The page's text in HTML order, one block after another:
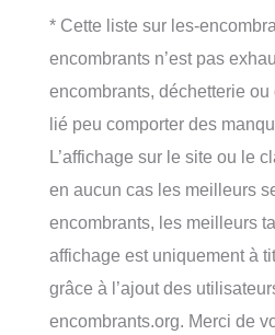
* Cette liste sur les-
encombrants n’est pas
encombrants, déchetterie
lié peu comporter des
L’affichage sur le site ou le
en aucun cas les meilleurs
encombrants, les meilleurs
affichage est uniquement à
grâce à l’ajout des
encombrants.org. Merci de